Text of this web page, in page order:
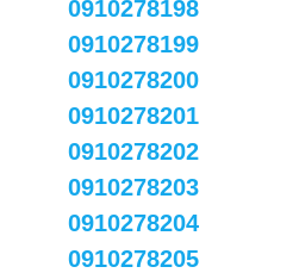
0910278198
0910278199
0910278200
0910278201
0910278202
0910278203
0910278204
0910278205